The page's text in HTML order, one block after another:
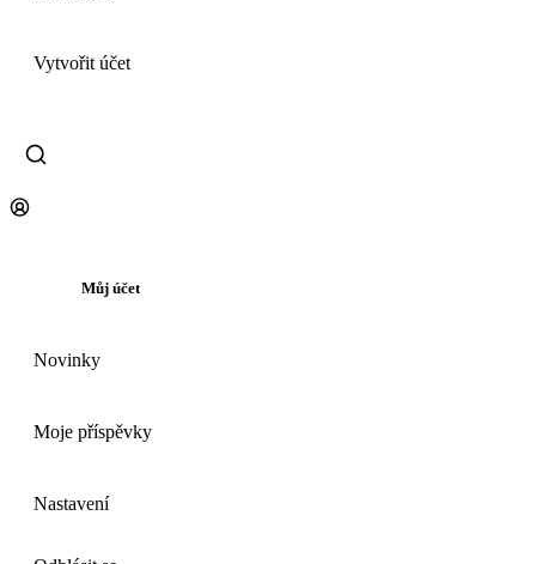
Vytvořit účet
Můj účet
Novinky
Moje příspěvky
Nastavení